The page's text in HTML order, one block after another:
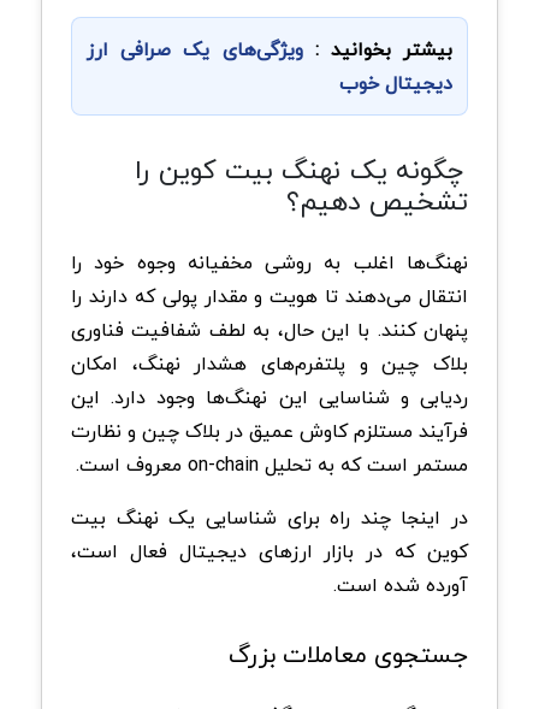
بیشتر بخوانید :ویژگی‌های یک صرافی ارز
دیجیتال خوب
چگونه یک نهنگ بیت کوین را
تشخیص دهیم؟
نهنگ‌ها اغلب به روشی مخفیانه وجوه خود را
انتقال می‌دهند تا هویت و مقدار پولی که دارند را
پنهان کنند. با این حال، به لطف شفافیت فناوری
بلاک چین و پلتفرم‌های هشدار نهنگ، امکان
ردیابی و شناسایی این نهنگ‌ها وجود دارد. این
فرآیند مستلزم کاوش عمیق در بلاک چین و نظارت
مستمر است که به تحلیل on-chain معروف است.
در اینجا چند راه برای شناسایی یک نهنگ بیت
کوین که در بازار ارزهای دیجیتال فعال است،
آورده شده است.
جستجوی معاملات بزرگ